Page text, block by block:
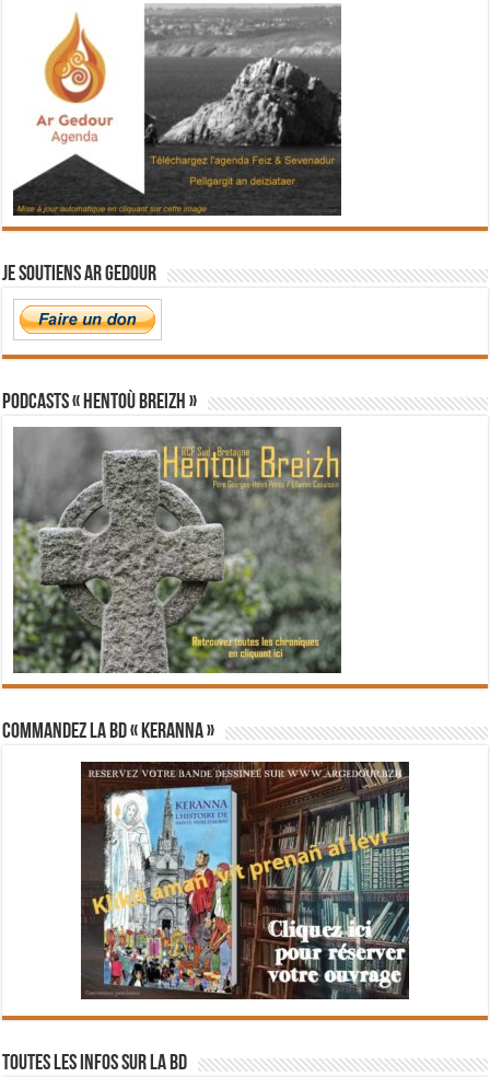
Je soutiens Ar Gedour
PODCASTS « Hentoù Breizh »
Commandez la BD « Keranna »
Toutes les infos sur la BD